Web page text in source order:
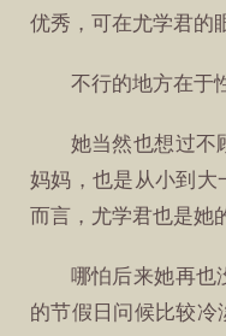
优秀，可在尤学君的
不行的地方在于
她当然也想过不
妈妈，也是从小到大
而言，尤学君也是她
哪怕后来她再也
的节假日问候比较冷